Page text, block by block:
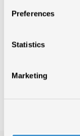
Preferences
Statistics
Marketing